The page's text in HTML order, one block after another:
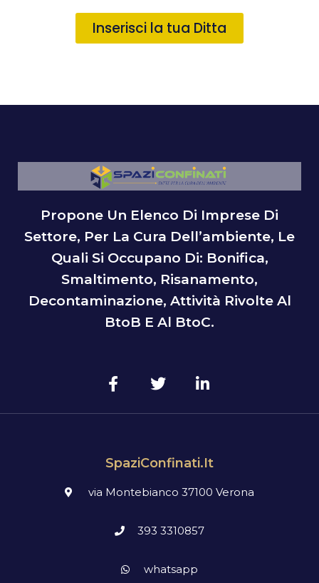
Inserisci la tua Ditta
Propone Un Elenco Di Imprese Di
Settore, Per La Cura Dell’ambiente, Le
Quali Si Occupano Di: Bonifica,
Smaltimento, Risanamento,
Decontaminazione, Attività Rivolte Al
BtoB E Al BtoC.
SpaziConfinati.it
via Montebianco 37100 Verona
393 3310857
whatsapp